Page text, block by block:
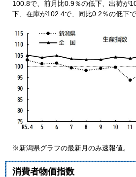
100.8で、前月比0.9％の低下、出荷が
下、在庫が102.4で、同比0.2％の低下で
​※新潟県グラフの最新月のみ速報値。
消費者物価指数